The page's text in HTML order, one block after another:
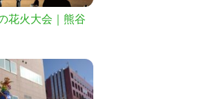
花火大会｜熊谷